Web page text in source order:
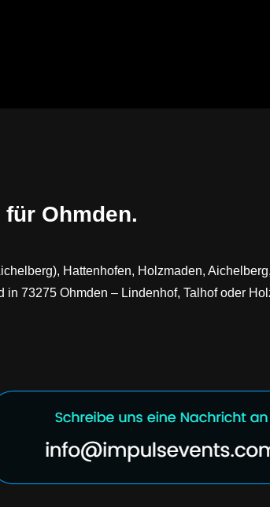
Ohmden.
Hattenhofen, Holzmaden,
73275 Ohmden – Lindenhof, Talhof oder